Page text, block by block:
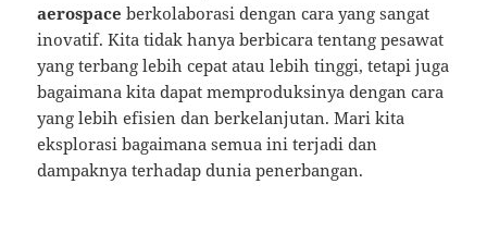
aerospace berkolaborasi dengan cara yang sangat
inovatif. Kita tidak hanya berbicara tentang pesawat
yang terbang lebih cepat atau lebih tinggi, tetapi juga
bagaimana kita dapat memproduksinya dengan cara
yang lebih efisien dan berkelanjutan. Mari kita
eksplorasi bagaimana semua ini terjadi dan
dampaknya terhadap dunia penerbangan.